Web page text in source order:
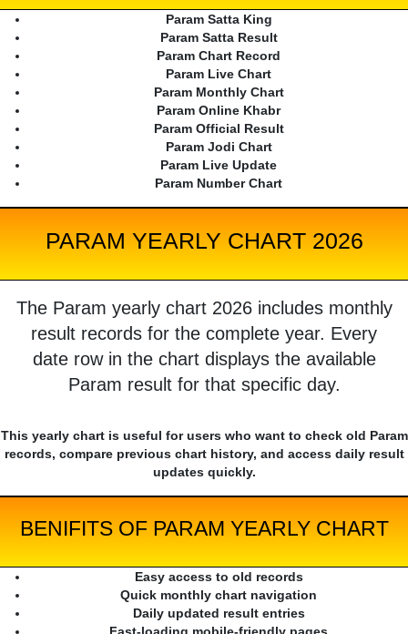
Param Satta King
Param Satta Result
Param Chart Record
Param Live Chart
Param Monthly Chart
Param Online Khabr
Param Official Result
Param Jodi Chart
Param Live Update
Param Number Chart
PARAM YEARLY CHART 2026
The Param yearly chart 2026 includes monthly
result records for the complete year. Every
date row in the chart displays the available
Param result for that specific day.
This yearly chart is useful for users who want to check old Param
records, compare previous chart history, and access daily result
updates quickly.
BENIFITS OF PARAM YEARLY CHART
Easy access to old records
Quick monthly chart navigation
Daily updated result entries